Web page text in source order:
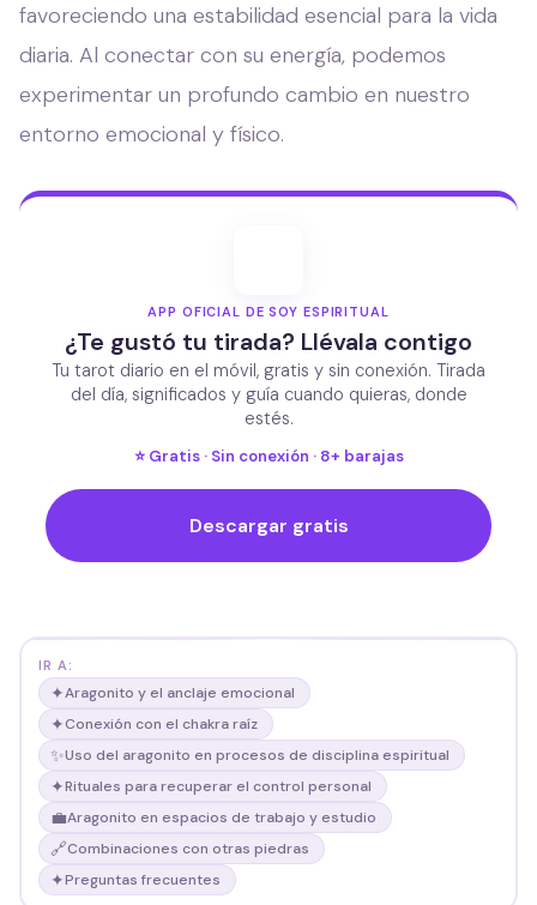
favoreciendo una estabilidad esencial para la vida
diaria. Al conectar con su energía, podemos
experimentar un profundo cambio en nuestro
entorno emocional y físico.
APP OFICIAL DE SOY ESPIRITUAL
¿Te gustó tu tirada? Llévala contigo
Tu tarot diario en el móvil, gratis y sin conexión. Tirada
del día, significados y guía cuando quieras, donde
estés.
⭐ Gratis · Sin conexión · 8+ barajas
Descargar gratis
IR A:
✦Aragonito y el anclaje emocional
✦Conexión con el chakra raíz
✨Uso del aragonito en procesos de disciplina espiritual
✦Rituales para recuperar el control personal
💼Aragonito en espacios de trabajo y estudio
🔗Combinaciones con otras piedras
✦Preguntas frecuentes